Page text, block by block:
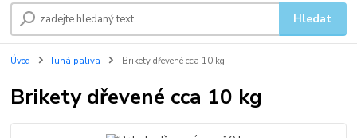
Hledat
Úvod Tuhá paliva Brikety dřevené cca 10 kg
Brikety dřevené cca 10 kg